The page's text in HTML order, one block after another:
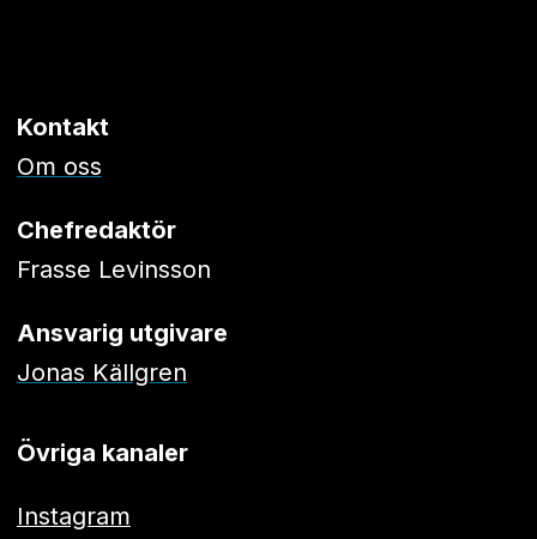
Kontakt
Om oss
Chefredaktör
Frasse Levinsson
Ansvarig utgivare
Jonas Källgren
Övriga kanaler
Instagram